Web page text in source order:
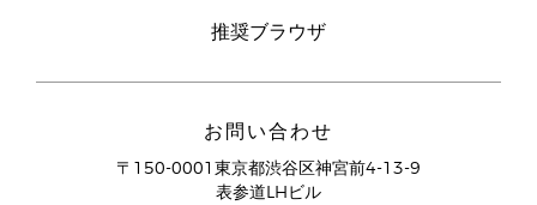
推奨ブラウザ
お問い合わせ
〒150-0001東京都渋谷区神宮前4-13-9
表参道LHビル